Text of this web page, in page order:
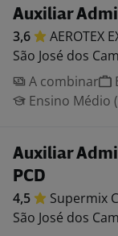
Auxiliar
3,6 AEROTEX
São José dos
A combinar
Ensino Médio
Auxiliar
PCD
4,5 Supermix
São José dos